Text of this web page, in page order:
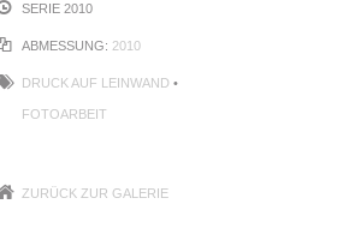
SERIE 2010
ABMESSUNG: 2010
DRUCK AUF LEINWAND •
FOTOARBEIT
ZURÜCK ZUR GALERIE